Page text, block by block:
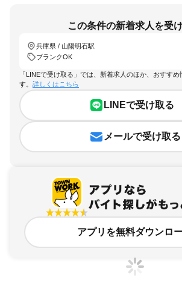
この条件の新着求人を受
兵庫県 / 山陽明石駅
ブランクOK
「LINEで受け取る」では、新着求人のほか、おすす
す。 詳しくはこちら
LINEで受け取る
メールで受け取る
アプリを無料ダウンロ